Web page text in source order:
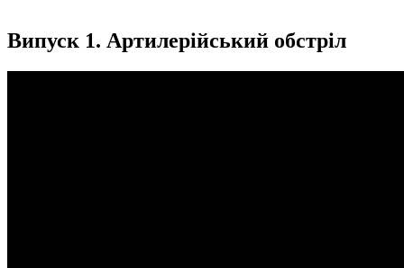
Випуск 1. Артилерійський обстріл